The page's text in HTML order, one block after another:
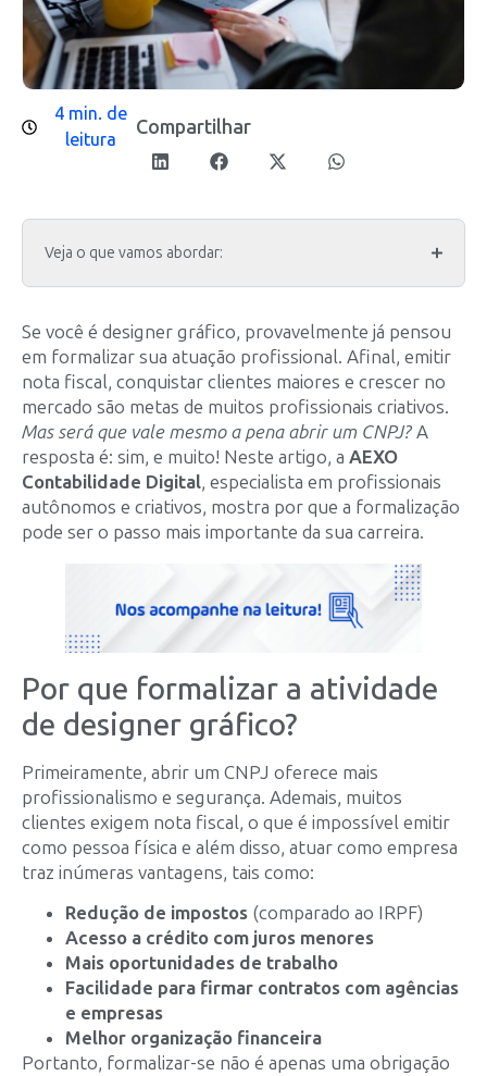
4 min. de
leitura
Compartilhar
Veja o que vamos abordar:
Se você é designer gráfico, provavelmente já pensou
em formalizar sua atuação profissional. Afinal, emitir
nota fiscal, conquistar clientes maiores e crescer no
mercado são metas de muitos profissionais criativos.
Mas será que vale mesmo a pena abrir um CNPJ? A
resposta é: sim, e muito! Neste artigo, a AEXO
Contabilidade Digital, especialista em profissionais
autônomos e criativos, mostra por que a formalização
pode ser o passo mais importante da sua carreira.
Por que formalizar a atividade
de designer gráfico?
Primeiramente, abrir um CNPJ oferece mais
profissionalismo e segurança. Ademais, muitos
clientes exigem nota fiscal, o que é impossível emitir
como pessoa física e além disso, atuar como empresa
traz inúmeras vantagens, tais como:
Redução de impostos (comparado ao IRPF)
Acesso a crédito com juros menores
Mais oportunidades de trabalho
Facilidade para firmar contratos com agências
e empresas
Melhor organização financeira
Portanto, formalizar-se não é apenas uma obrigação